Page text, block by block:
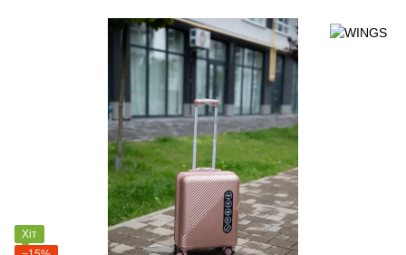
Хіт